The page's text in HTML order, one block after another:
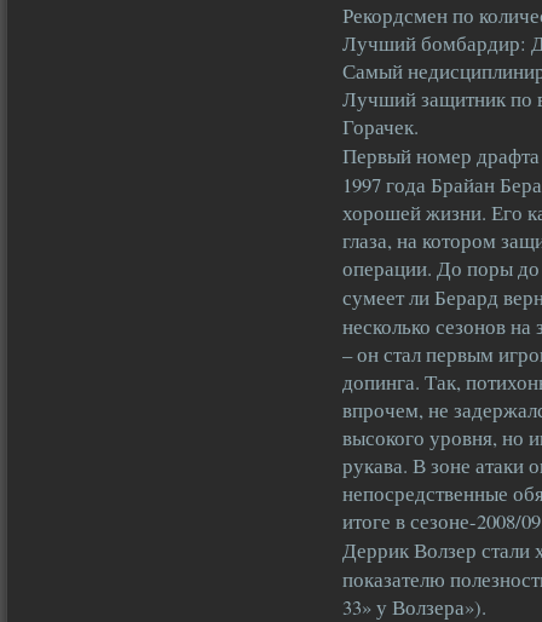
Рекордсмен по
Лучший бомбардир:
Самый
Лучший защитник по
Горачек.
Первый номер
1997 года Брайан
хорошей жизни. Его
глаза, на котором
операции. До поры
сумеет ли Берард
несколько сезонов
– он стал первым
допинга. Так,
впрочем, не
высокого уровня, но
рукава. В зоне атаки
непосредственные
итоге в сезоне-2008/
Деррик Волзер
показателю
33» у Волзера»).